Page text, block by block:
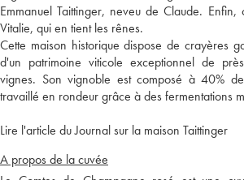
Emmanuel Taittinger, neveu de Claude. Enfin,
Vitalie, qui en tient les rênes.
Cette maison historique dispose de crayères
d'un patrimoine viticole exceptionnel de
vignes. Son vignoble est composé à 40%
travaillé en rondeur grâce à des fermentations
Lire l'article du Journal sur la maison Taittinger
A propos de la cuvée